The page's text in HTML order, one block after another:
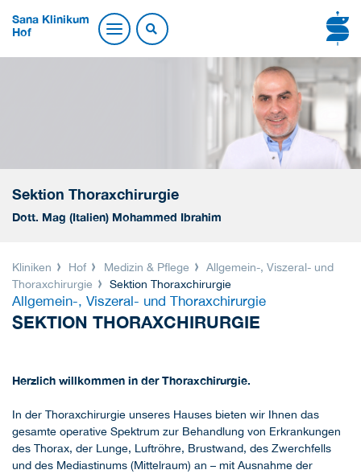
Sana Klinikum
Hof
Sektion Thoraxchirurgie
Dott. Mag (Italien) Mohammed Ibrahim
Kliniken Hof Medizin & Pflege
Allgemein-, Viszeral- und
Thoraxchirurgie
Sektion Thoraxchirurgie
Allgemein-, Viszeral- und Thoraxchirurgie
SEKTION THORAXCHIRURGIE
Herzlich willkommen in der Thoraxchirurgie.
In der Thoraxchirurgie unseres Hauses bieten wir Ihnen das
gesamte operative Spektrum zur Behandlung von Erkrankungen
des Thorax, der Lunge, Luftröhre, Brustwand, des Zwerchfells
und des Mediastinums (Mittelraum) an – mit Ausnahme der